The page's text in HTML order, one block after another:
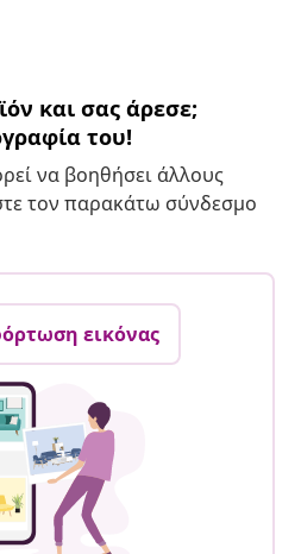
και σας άρεσε;
του!
να βοηθήσει άλλους
τον παρακάτω σύνδεσμο
εικόνας